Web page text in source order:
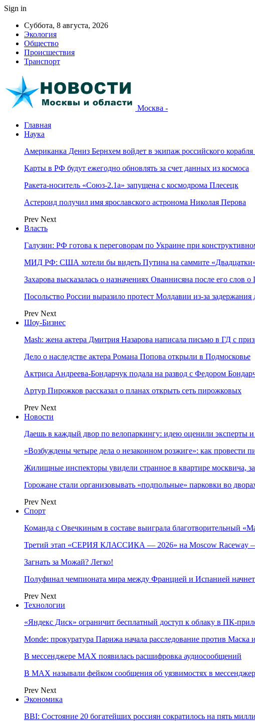
Sign in
Суббота, 8 августа, 2026
Экология
Общество
Происшествия
Транспорт
Москва -
Главная
Наука
Американка Дениз Бернхем войдет в экипаж российского
Карты в РФ будут ежегодно обновлять за счет данных из космоса
Ракета-носитель «Союз-2.1а» запущена с космодрома Плесецк
Астероид получил имя ярославского астронома Николая Перова
Prev Next
Власть
Галузин: РФ готова к переговорам по Украине при
МИД РФ: США хотели бы видеть Путина на саммите
Захарова высказалась о назначениях Ованнисяна после его слов о
Посольство России выразило протест Молдавии из-за задержания
Prev Next
Шоу-Бизнес
Mash: жена актера Дмитрия Назарова написала письмо в ГД с
Дело о наследстве актера Романа Попова открыли в Подмосковье
Актриса Андреева-Бондарчук подала на развод с Федором
Артур Пирожков рассказал о планах открыть сеть пирожковых
Prev Next
Новости
Даешь в каждый двор по велопаркингу: идею оценили эксперты
«Возбуждены четыре дела о незаконном розжиге»: как провести
Жилищные инспекторы увидели странное в квартире москвича,
Горожане стали организовывать «подпольные» парковки во
Prev Next
Спорт
Команда с Овечкиным в составе выиграла благотворительный
Третий этап «СЕРИЯ КЛАССИКА — 2026» на Moscow Raceway
Загнать за Можай? Легко!
Полуфинал чемпионата мира между Францией и Испанией
Prev Next
Технологии
«Яндекс Диск» ограничит бесплатный доступ к облаку в ПК-
Monde: прокуратура Парижа начала расследование против Маска
В мессенджере MAX появилась расшифровка аудиосообщений
В МAX называли фейком сообщения об уязвимостях в
Prev Next
Экономика
BBI: Состояние 20 богатейших россиян сократилось на пять